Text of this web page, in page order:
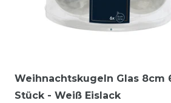
Weihnachtskugeln Glas 8cm
Stück - Weiß Eislack